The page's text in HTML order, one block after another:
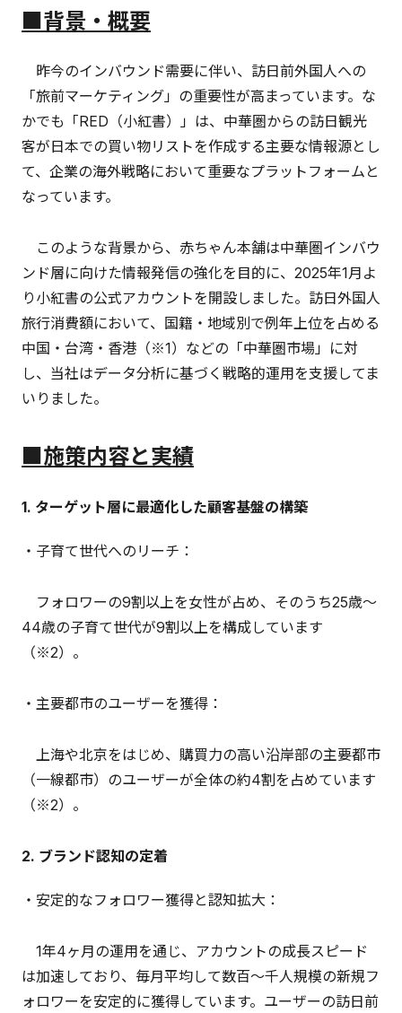
背景・概要
昨今のインバウンド需要に伴い、訪日前外国人への
「旅前マーケティング」の重要性が高まっています。な
かでも「RED（小紅書）」は、中華圏からの訪日観光
客が日本での買い物リストを作成する主要な情報源とし
て、企業の海外戦略において重要なプラットフォームと
なっています。
このような背景から、赤ちゃん本舗は中華圏インバウ
ンド層に向けた情報発信の強化を目的に、2025年1月よ
り小紅書の公式アカウントを開設しました。訪日外国人
旅行消費額において、国籍・地域別で例年上位を占める
中国・台湾・香港（※1）などの「中華圏市場」に対
し、当社はデータ分析に基づく戦略的運用を支援してま
いりました。
施策内容と実績
1. ターゲット層に最適化した顧客基盤の構築
・子育て世代へのリーチ：
フォロワーの9割以上を女性が占め、そのうち25歳〜
44歳の子育て世代が9割以上を構成しています
（※2）。
・主要都市のユーザーを獲得：
上海や北京をはじめ、購買力の高い沿岸部の主要都市
（一線都市）のユーザーが全体の約4割を占めています
（※2）。
2. ブランド認知の定着
・安定的なフォロワー獲得と認知拡大：
1年4ヶ月の運用を通じ、アカウントの成長スピード
は加速しており、毎月平均して数百〜千人規模の新規フ
ォロワーを安定的に獲得しています。ユーザーの訪日前